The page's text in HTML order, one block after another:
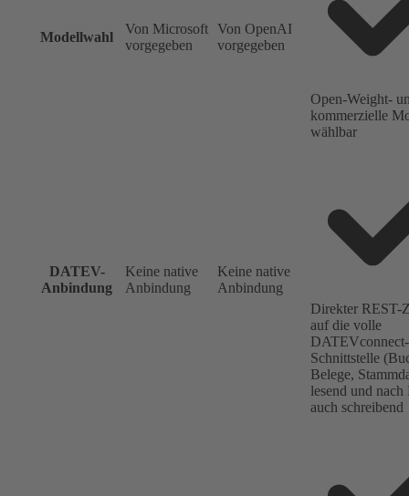
Modellwahl
Von Microsoft
vorgegeben
Von OpenAI
vorgegeben
Open-Weight-
kommerzielle
wählbar
DATEV-
Anbindung
Keine native
Anbindung
Keine native
Anbindung
Direkter REST-
auf die volle
DATEVconnect-
Schnittstelle
Belege,
lesend und nach
auch schreibend